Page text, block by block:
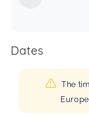
Dates
The